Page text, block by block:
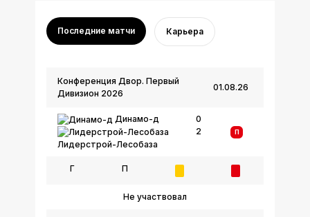
Последние матчи Карьера
01.08.26
Конференция Двор. Первый
Дивизион 2026
Динамо-д
Лидерстрой-Лесобаза
0
2
П
Г П
Не участвовал